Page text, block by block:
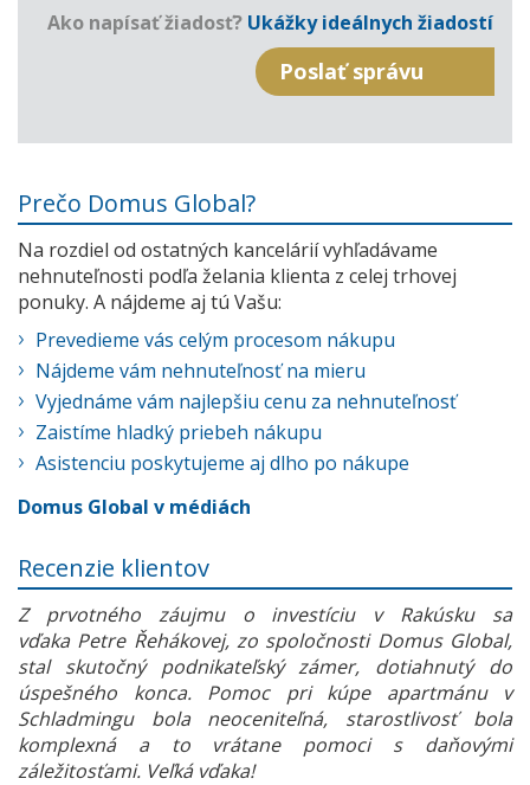
Ako napísať žiadosť? Ukážky ideálnych žiadostí
Prečo Domus Global?
Na rozdiel od ostatných kancelárií vyhľadávame
nehnuteľnosti podľa želania klienta z celej trhovej
ponuky. A nájdeme aj tú Vašu:
Prevedieme vás celým procesom nákupu
Nájdeme vám nehnuteľnosť na mieru
Vyjednáme vám najlepšiu cenu za nehnuteľnosť
Zaistíme hladký priebeh nákupu
Asistenciu poskytujeme aj dlho po nákupe
Domus Global v médiách
Recenzie klientov
Z prvotného záujmu o investíciu v Rakúsku sa
vďaka Petre Řehákovej, zo spoločnosti Domus Global,
stal skutočný podnikateľský zámer, dotiahnutý do
úspešného konca. Pomoc pri kúpe apartmánu v
Schladmingu bola neoceniteľná, starostlivosť bola
komplexná a to vrátane pomoci s daňovými
záležitosťami. Veľká vďaka!